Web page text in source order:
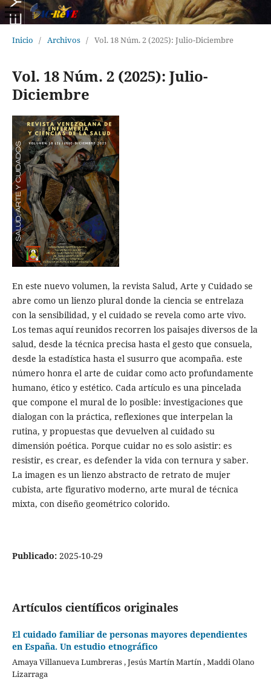
Inicio / Archivos / Vol. 18 Núm. 2 (2025): Julio-Diciembre
Vol. 18 Núm. 2 (2025): Julio-
Diciembre
En este nuevo volumen, la revista Salud, Arte y Cuidado se
abre como un lienzo plural donde la ciencia se entrelaza
con la sensibilidad, y el cuidado se revela como arte vivo.
Los temas aquí reunidos recorren los paisajes diversos de la
salud, desde la técnica precisa hasta el gesto que consuela,
desde la estadística hasta el susurro que acompaña. este
número honra el arte de cuidar como acto profundamente
humano, ético y estético. Cada artículo es una pincelada
que compone el mural de lo posible: investigaciones que
dialogan con la práctica, reflexiones que interpelan la
rutina, y propuestas que devuelven al cuidado su
dimensión poética. Porque cuidar no es solo asistir: es
resistir, es crear, es defender la vida con ternura y saber.
La imagen es un lienzo abstracto de retrato de mujer
cubista, arte figurativo moderno, arte mural de técnica
mixta, con diseño geométrico colorido.
Publicado: 2025-10-29
Artículos científicos originales
El cuidado familiar de personas mayores dependientes
en España. Un estudio etnográfico
Amaya Villanueva Lumbreras , Jesús Martín Martín , Maddi Olano
Lizarraga